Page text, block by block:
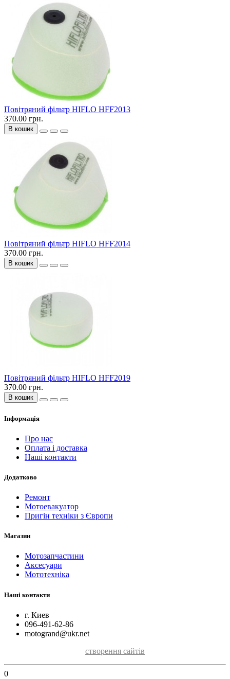
Повітряний фільтр HIFLO HFF2013
370.00 грн.
В кошик
Повітряний фільтр HIFLO HFF2014
370.00 грн.
В кошик
Повітряний фільтр HIFLO HFF2019
370.00 грн.
В кошик
Інформація
Про нас
Оплата і доставка
Наші контакти
Додатково
Ремонт
Мотоевакуатор
Пригін техніки з Європи
Магазин
Мотозапчастини
Аксесуари
Мототехніка
Наші контакти
г. Киев
096-491-62-86
motogrand@ukr.net
створення сайтів
0